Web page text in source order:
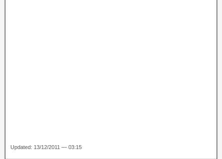
Updated: 13/12/2011 — 03:15